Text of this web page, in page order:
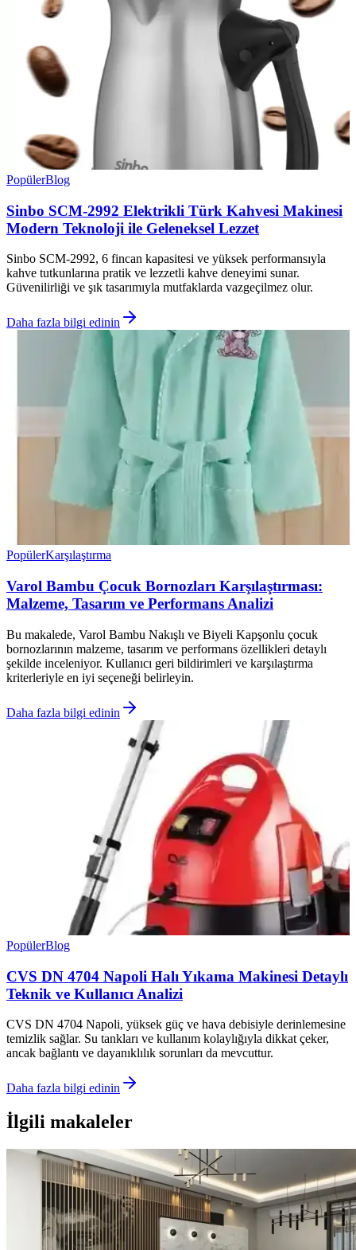
PopülerBlog
Sinbo SCM-2992 Elektrikli Türk Kahvesi Makinesi
Modern Teknoloji ile Geleneksel Lezzet
Sinbo SCM-2992, 6 fincan kapasitesi ve yüksek performansıyla
kahve tutkunlarına pratik ve lezzetli kahve deneyimi sunar.
Güvenilirliği ve şık tasarımıyla mutfaklarda vazgeçilmez olur.
Daha fazla bilgi edinin
PopülerKarşılaştırma
Varol Bambu Çocuk Bornozları Karşılaştırması:
Malzeme, Tasarım ve Performans Analizi
Bu makalede, Varol Bambu Nakışlı ve Biyeli Kapşonlu çocuk
bornozlarının malzeme, tasarım ve performans özellikleri detaylı
şekilde inceleniyor. Kullanıcı geri bildirimleri ve karşılaştırma
kriterleriyle en iyi seçeneği belirleyin.
Daha fazla bilgi edinin
PopülerBlog
CVS DN 4704 Napoli Halı Yıkama Makinesi Detaylı
Teknik ve Kullanıcı Analizi
CVS DN 4704 Napoli, yüksek güç ve hava debisiyle derinlemesine
temizlik sağlar. Su tankları ve kullanım kolaylığıyla dikkat çeker,
ancak bağlantı ve dayanıklılık sorunları da mevcuttur.
Daha fazla bilgi edinin
İlgili makaleler